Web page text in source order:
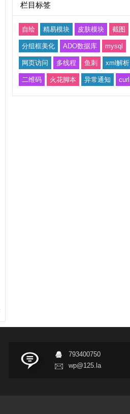
栏目标签
自绘 精易模块 皮肤模块 截图
分组框美化 ADO数据库 mysql
网页访问 多线程 鱼刺 xml解析
二维码 火花脚本 异常通知 curl
793400750
wp@125.la